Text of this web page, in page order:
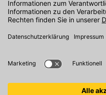
Alternativ können Sie unser
Den Kontakt direkt in unsere